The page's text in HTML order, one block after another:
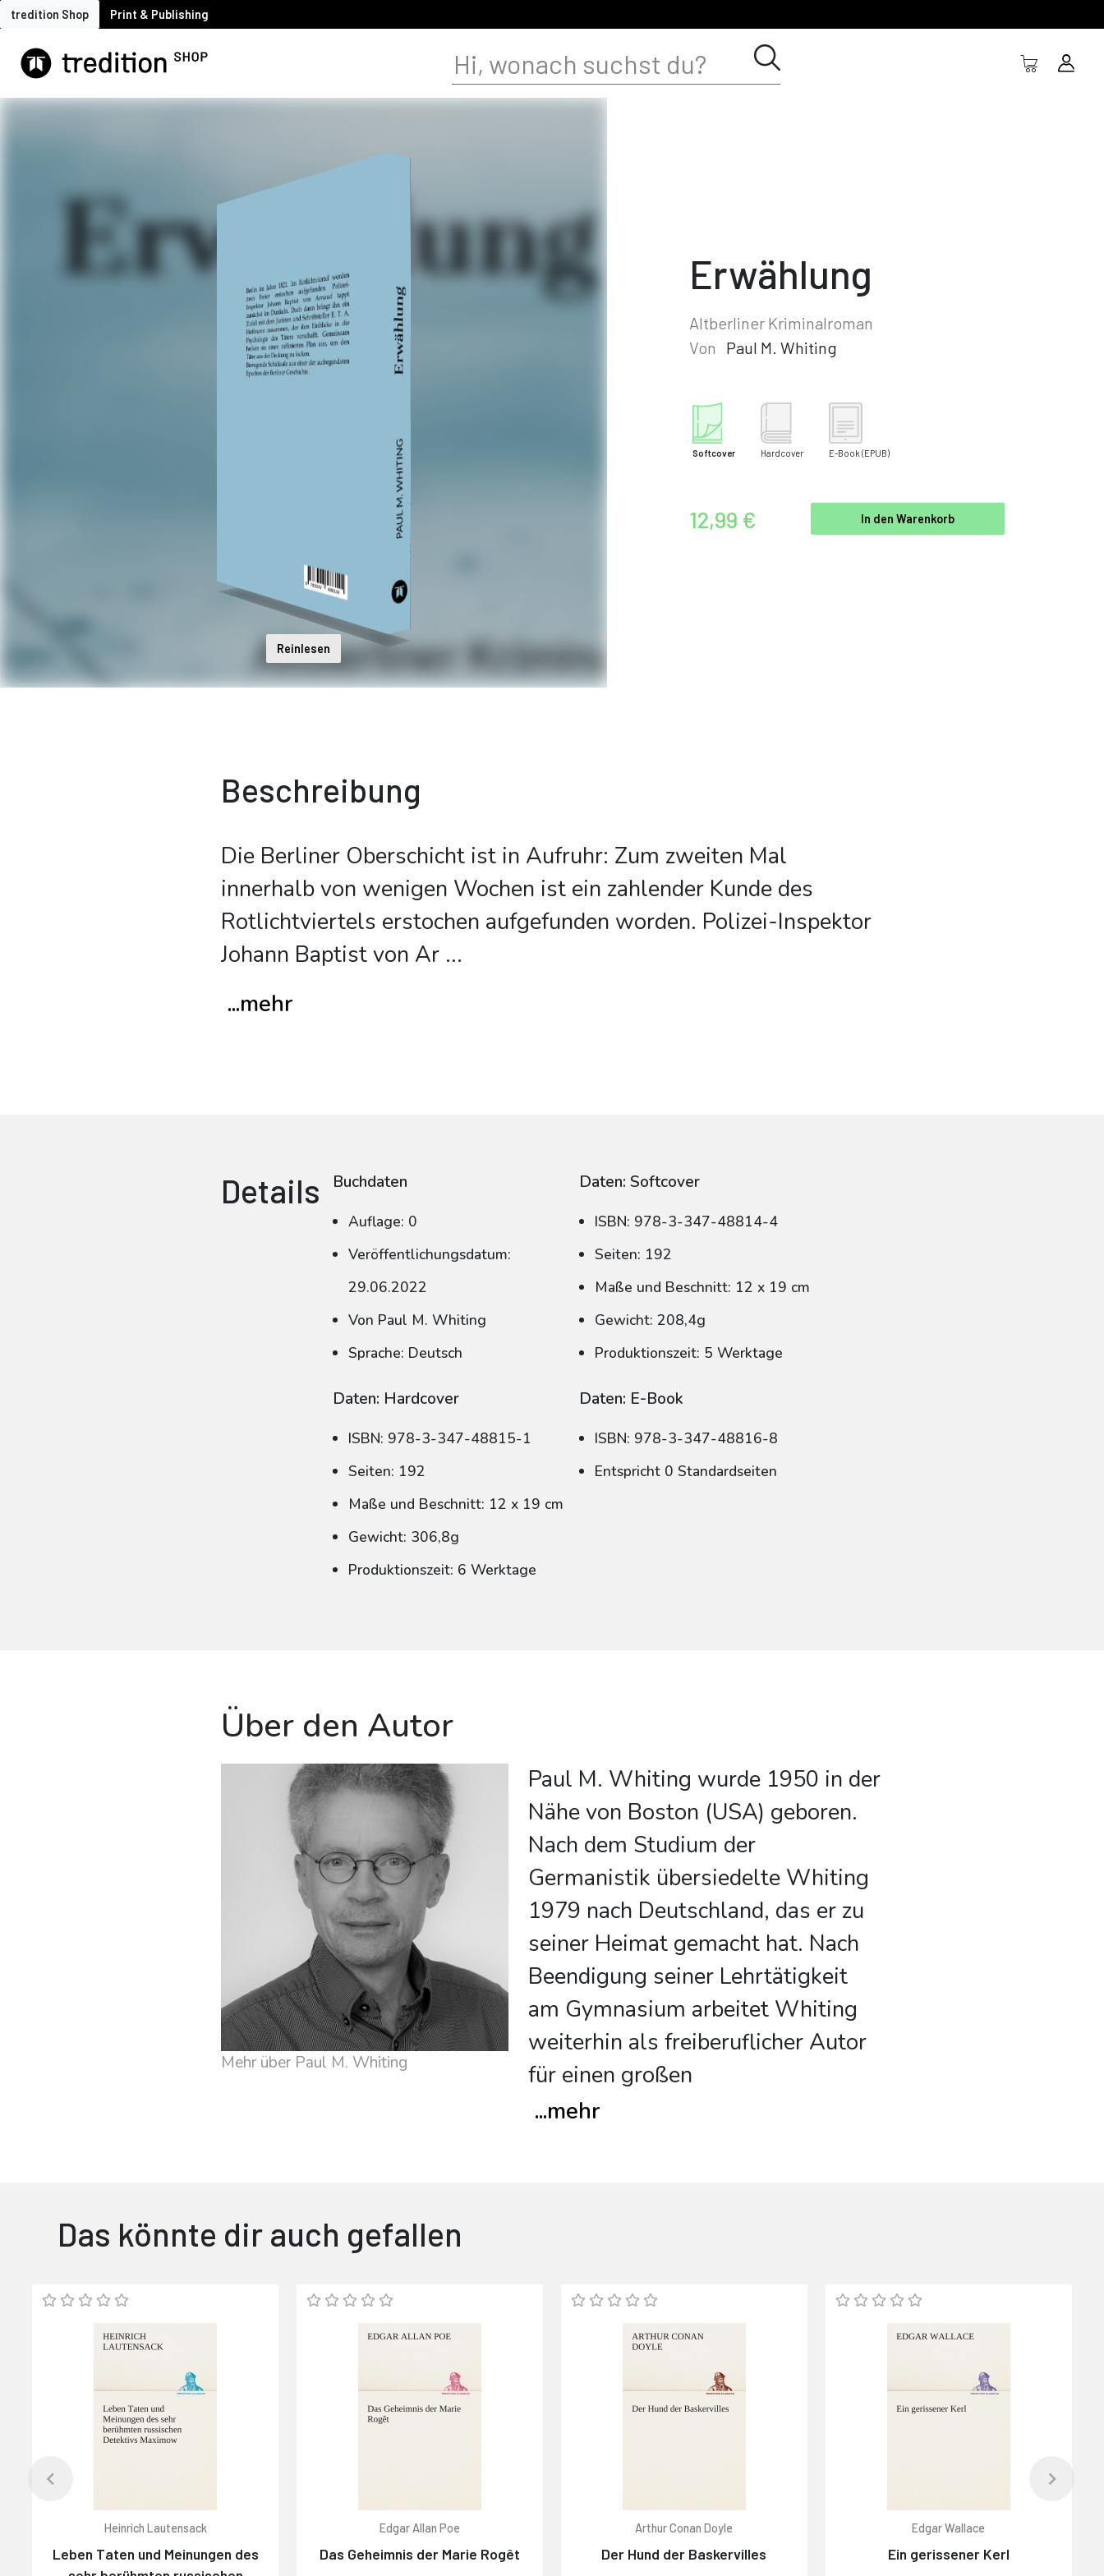
tredition Shop Print & Publishing
Reinlesen
Erwählung
Altberliner Kriminalroman
Von
Paul M. Whiting
Softcover Hardcover E-Book (EPUB)
12,99 € In den Warenkorb
Beschreibung
Die Berliner Oberschicht ist in Aufruhr: Zum zweiten Mal
innerhalb von wenigen Wochen ist ein zahlender Kunde des
Rotlichtviertels erstochen aufgefunden worden. Polizei-Inspektor
Johann Baptist von Ar...
...mehr
Details Buchdaten
Auflage: 0
Veröffentlichungsdatum:
29.06.2022
Von Paul M. Whiting
Sprache: Deutsch
Daten: Softcover
ISBN: 978-3-347-48814-4
Seiten: 192
Maße und Beschnitt: 12 x 19 cm
Gewicht: 208,4g
Produktionszeit: 5 Werktage
Daten: Hardcover
ISBN: 978-3-347-48815-1
Seiten: 192
Maße und Beschnitt: 12 x 19 cm
Gewicht: 306,8g
Produktionszeit: 6 Werktage
Daten: E-Book
ISBN: 978-3-347-48816-8
Entspricht 0 Standardseiten
Über den Autor
Mehr über Paul M. Whiting
Paul M. Whiting wurde 1950 in der
Nähe von Boston (USA) geboren.
Nach dem Studium der
Germanistik übersiedelte Whiting
1979 nach Deutschland, das er zu
seiner Heimat gemacht hat. Nach
Beendigung seiner Lehrtätigkeit
am Gymnasium arbeitet Whiting
weiterhin als freiberuflicher Autor
für einen großen
...mehr
Das könnte dir auch gefallen
Heinrich Lautensack
Leben Taten und Meinungen des
Edgar Allan Poe
Das Geheimnis der Marie Rogêt
Arthur Conan Doyle
Der Hund der Baskervilles
Edgar Wallace
Ein gerissener Kerl